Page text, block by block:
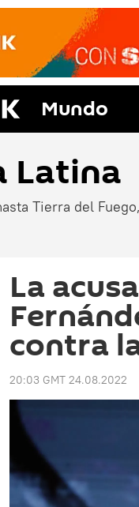
Mundo
Latina
Tierra del
La
contra
20:03 GMT 24.08.2022